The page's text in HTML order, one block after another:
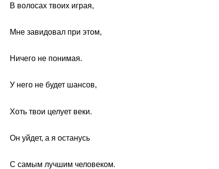
В волосах твоих играя,
Мне завидовал при этом,
Ничего не понимая.
У него не будет шансов,
Хоть твои целует веки.
Он уйдет, а я останусь
С самым лучшим человеком.